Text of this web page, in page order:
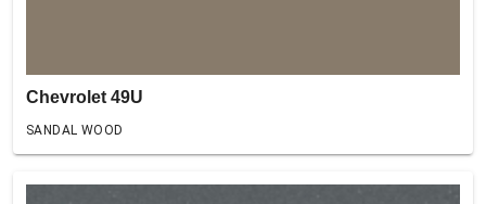
Chevrolet 49U
SANDAL WOOD